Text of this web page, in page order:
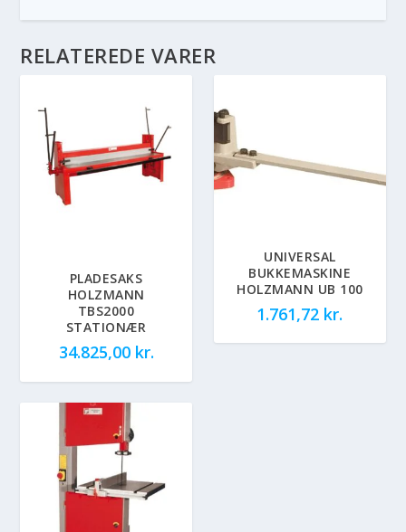
RELATEREDE VARER
PLADESAKS
HOLZMANN
TBS2000
STATIONÆR
34.825,00 kr.
UNIVERSAL
BUKKEMASKINE
HOLZMANN UB 100
1.761,72 kr.